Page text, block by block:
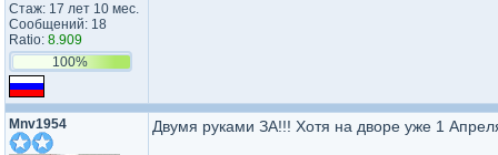
Стаж: 17 лет 10 мес.
Сообщений: 18
Ratio: 8.909
100%
Mnv1954 Двумя руками ЗА!!! Хотя на дворе уже 1